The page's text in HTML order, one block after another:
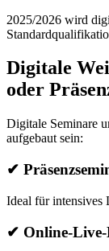
2025/2026 wird
Digitale
oder
Digitale Seminare
aufgebaut sein:
✔
Ideal für intensives
✔ Online-